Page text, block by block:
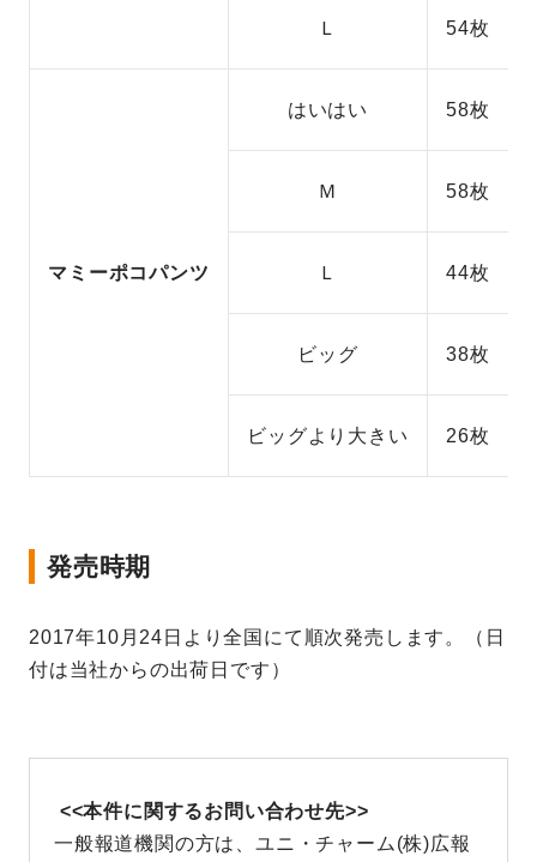
Ｌ 54枚
マミーポコパンツ
はいはい 58枚
Ｍ 58枚
Ｌ 44枚
ビッグ 38枚
ビッグより大きい 26枚
発売時期
2017年10月24日より全国にて順次発売します。（日
付は当社からの出荷日です）
<<本件に関するお問い合わせ先>>
一般報道機関の方は、ユニ・チャーム(株)広報